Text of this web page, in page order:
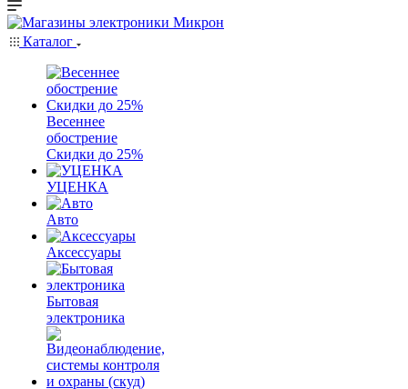
Каталог
Весеннее
обострение
Скидки до 25%
УЦЕНКА
Авто
Аксессуары
Бытовая
электроника